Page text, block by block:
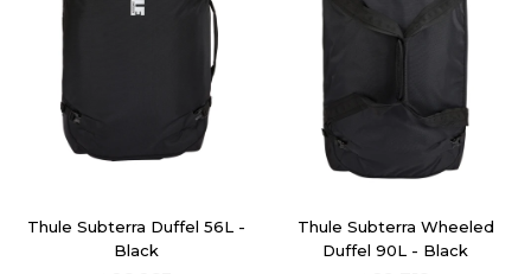
Thule Subterra Duffel 56L -
Black
Thule Subterra Wheeled
Duffel 90L - Black